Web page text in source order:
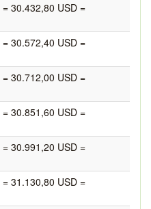
= 30.432,80 USD =
= 30.572,40 USD =
= 30.712,00 USD =
= 30.851,60 USD =
= 30.991,20 USD =
= 31.130,80 USD =